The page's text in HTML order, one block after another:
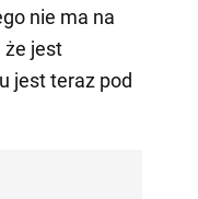
nie ma na
że jest
jest teraz pod